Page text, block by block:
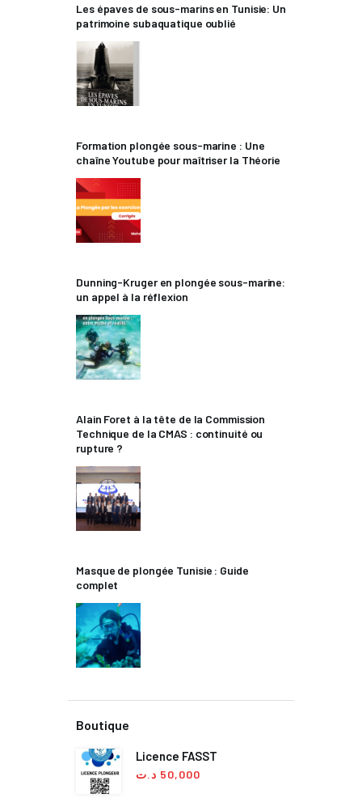
Les épaves de sous-marins en Tunisie: Un
patrimoine subaquatique oublié
Formation plongée sous-marine : Une
chaîne Youtube pour maîtriser la Théorie
Dunning-Kruger en plongée sous-marine:
un appel à la réflexion
Alain Foret à la tête de la Commission
Technique de la CMAS : continuité ou
rupture ?
Masque de plongée Tunisie : Guide
complet
Boutique
Licence FASST
50,000 د.ت